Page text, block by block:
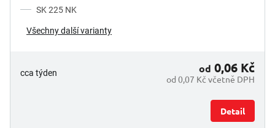
SK 225 NK
Všechny další varianty
cca týden
od 0,07 Kč včetně DPH
od 0,06 Kč
Detail